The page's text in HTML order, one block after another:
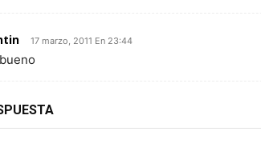
17 marzo, 2011 En 23:44